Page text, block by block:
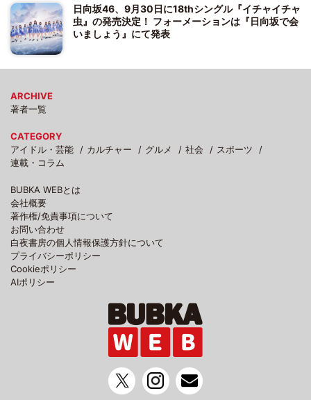
日向坂46、9月30日に18thシングル『イチャイチャ
虫』の発売決定！ フォーメーションは『日向坂で会
いましょう』にて発表
ARCHIVE
著者一覧
CATEGORY
アイドル・芸能
カルチャー グルメ 社会
スポーツ
連載・コラム
BUBKA WEBとは
会社概要
著作権/免責事項について
お問い合わせ
白夜書房の個人情報保護方針について
プライバシーポリシー
Cookieポリシー
AIポリシー